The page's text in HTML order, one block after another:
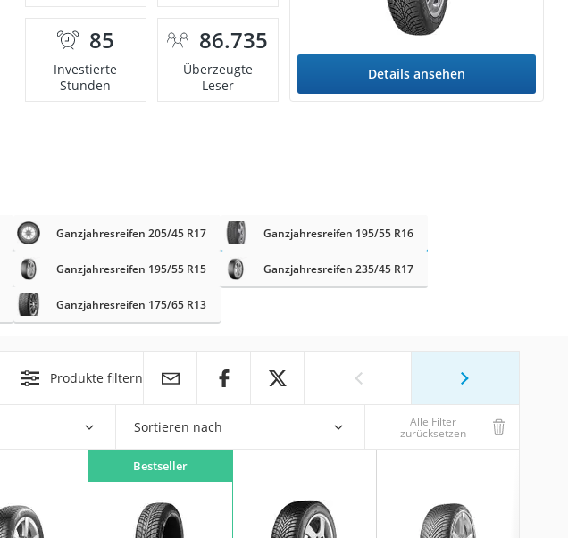
85
Investierte
Stunden
86.735
Überzeugte
Leser
Details ansehen
Ganzjahresreifen 205/45 R17 Ganzjahresreifen 195/55 R16
Ganzjahresreifen 195/55 R15 Ganzjahresreifen 235/45 R17
Ganzjahresreifen 175/65 R13
Produkte filtern
Sortieren nach Alle Filter
zurücksetzen
Bestseller